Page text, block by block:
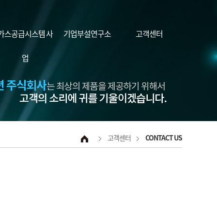
스공급시스템 사
업
기업부설연구소 고객센터
고객센터 CONTACT US